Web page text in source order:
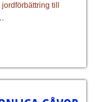
till